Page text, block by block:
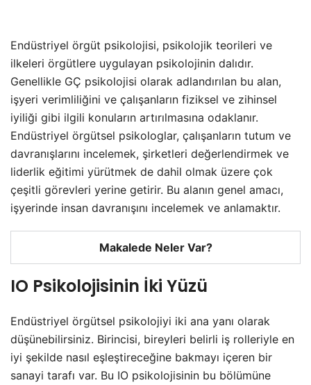
Endüstriyel örgüt psikolojisi, psikolojik teorileri ve
ilkeleri örgütlere uygulayan psikolojinin dalıdır.
Genellikle GÇ psikolojisi olarak adlandırılan bu alan,
işyeri verimliliğini ve çalışanların fiziksel ve zihinsel
iyiliği gibi ilgili konuların artırılmasına odaklanır.
Endüstriyel örgütsel psikologlar, çalışanların tutum ve
davranışlarını incelemek, şirketleri değerlendirmek ve
liderlik eğitimi yürütmek de dahil olmak üzere çok
çeşitli görevleri yerine getirir. Bu alanın genel amacı,
işyerinde insan davranışını incelemek ve anlamaktır.
Makalede Neler Var?
IO Psikolojisinin İki Yüzü
Endüstriyel örgütsel psikolojiyi iki ana yanı olarak
düşünebilirsiniz. Birincisi, bireyleri belirli iş rolleriyle en
iyi şekilde nasıl eşleştireceğine bakmayı içeren bir
sanayi tarafı var. Bu IO psikolojisinin bu bölümüne